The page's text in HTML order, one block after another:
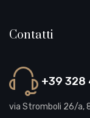
Contatti
+39 328
via Stromboli 26/a,